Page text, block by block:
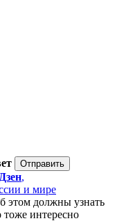
,
и мире
этом должны узнать
тоже интересно